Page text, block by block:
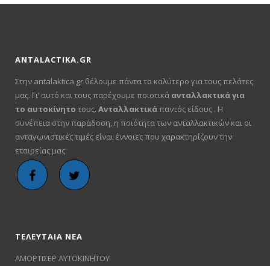
ANTALACTIKA.GR
Στην antalaktica.gr θέλουμε πάντα το καλύτερο για τους πελάτες
μας. Γι’ αυτό και τους παρέχουμε ποιοτικά ανταλλακτικά για
το αυτοκίνητο τους. Ανταλλακτικάπαντός είδους . Η
συνέπεια στην παράδοση, η ποιότητα των ανταλλακτικών και οι
ανταγωνιστικές τιμές είναι έννοιες που χαρακτηρίζουν την
εταιρείας μας
ΤΕΛΕΥΤΑΙΑ ΝΕΑ
ΑΜΟΡΤΙΣΕΡ ΑΥΤΟΚΙΝΗΤΟΥ